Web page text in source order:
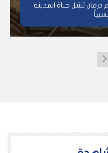
تشل حياة المدينة